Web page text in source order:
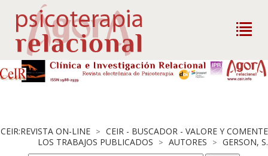
CEIR:REVISTA ON-LINE > CEIR - BUSCADOR - VALORE Y COMENTE
LOS TRABAJOS PUBLICADOS > AUTORES > GERSON, S.